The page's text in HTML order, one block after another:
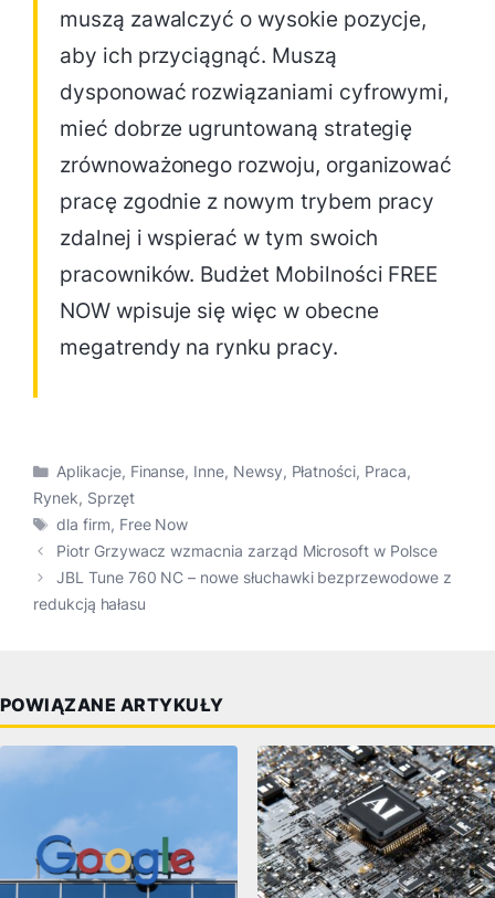
muszą zawalczyć o wysokie pozycje,
aby ich przyciągnąć. Muszą
dysponować rozwiązaniami cyfrowymi,
mieć dobrze ugruntowaną strategię
zrównoważonego rozwoju, organizować
pracę zgodnie z nowym trybem pracy
zdalnej i wspierać w tym swoich
pracowników. Budżet Mobilności FREE
NOW wpisuje się więc w obecne
megatrendy na rynku pracy.
Kategorie
Aplikacje, Finanse, Inne, Newsy, Płatności, Praca,
Rynek, Sprzęt
Tagi
dla firm, Free Now
Piotr Grzywacz wzmacnia zarząd Microsoft w Polsce
JBL Tune 760 NC – nowe słuchawki bezprzewodowe z
redukcją hałasu
POWIĄZANE ARTYKUŁY